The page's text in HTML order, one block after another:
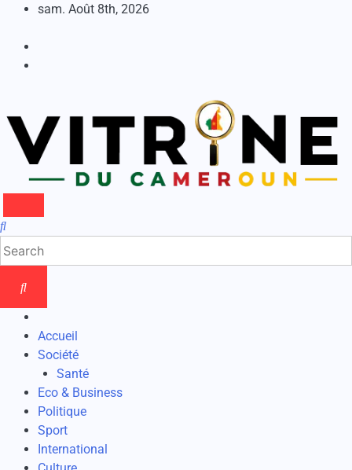
content
sam. Août 8th, 2026
Accueil
Société
Santé
Eco & Business
Politique
Sport
International